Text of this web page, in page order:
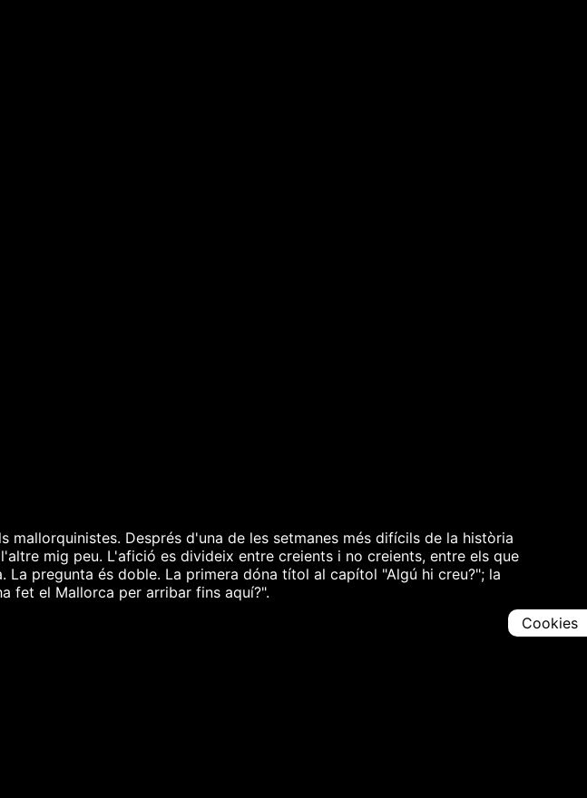
Després d'una de les setmanes més difícils de la història
mig peu. L'afició es divideix entre creients i no creients, entre els que
pregunta és doble. La primera dóna títol al capítol "Algú hi creu?"; la
fet el Mallorca per arribar fins aquí?".
Cookies